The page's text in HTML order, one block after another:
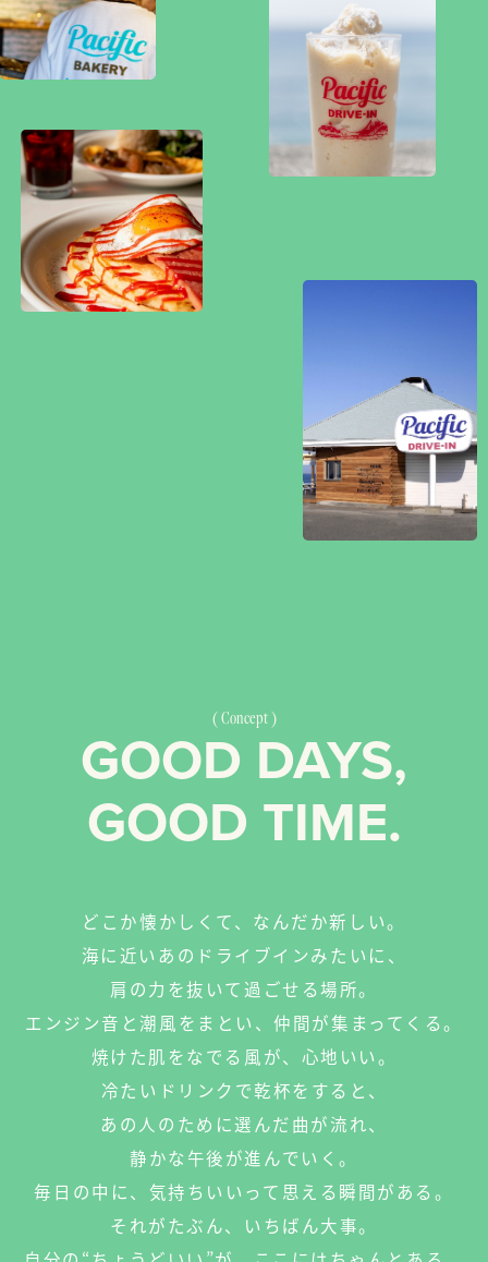
Concept
GOOD DAYS,
GOOD TIME.
どこか懐かしくて、なんだか新しい。
海に近いあのドライブインみたいに、
肩の力を抜いて過ごせる場所。
エンジン音と潮風をまとい、仲間が集まってくる。
焼けた肌をなでる風が、心地いい。
冷たいドリンクで乾杯をすると、
あの人のために選んだ曲が流れ、
静かな午後が進んでいく。
毎日の中に、気持ちいいって思える瞬間がある。
それがたぶん、いちばん大事。